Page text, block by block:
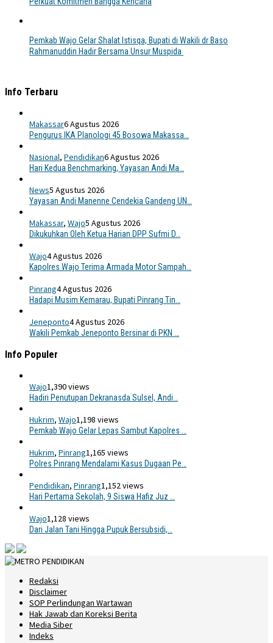
Pemkab Wajo Gelar Shalat Istisqa, Bupati di Wakili dr Baso
Rahmanuddin Hadir Bersama Unsur Muspida
Info Terbaru
Makassar6 Agustus 2026
Pengurus IKA Planologi 45 Bosowa Makassa…
Nasional, Pendidikan6 Agustus 2026
Hari Kedua Benchmarking, Yayasan Andi Ma…
News5 Agustus 2026
Yayasan Andi Manenne Cendekia Gandeng UN…
Makassar, Wajo5 Agustus 2026
Dikukuhkan Oleh Ketua Harian DPP Sufmi D…
Wajo4 Agustus 2026
Kapolres Wajo Terima Armada Motor Sampah…
Pinrang4 Agustus 2026
Hadapi Musim Kemarau, Bupati Pinrang Tin…
Jeneponto4 Agustus 2026
Wakili Pemkab Jeneponto Bersinar di PKN …
Info Populer
Wajo1,390 views
Hadiri Penutupan Dekranasda Sulsel, Andi…
Hukrim, Wajo1,198 views
Pemkab Wajo Gelar Lepas Sambut Kapolres …
Hukrim, Pinrang1,165 views
Polres Pinrang Mendalami Kasus Dugaan Pe…
Pendidikan, Pinrang1,152 views
Hari Pertama Sekolah, 9 Siswa Hafiz Juz …
Wajo1,128 views
Dari Jalan Tani Hingga Pupuk Bersubsidi,…
Redaksi
Disclaimer
SOP Perlindungan Wartawan
Hak Jawab dan Koreksi Berita
Media Siber
Indeks